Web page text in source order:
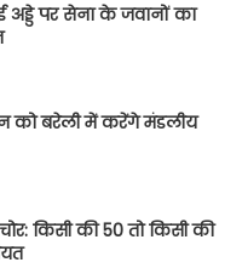
अड्डे पर सेना के जवानों का
को बरेली में करेंगे मंडलीय
किसी की 50 तो किसी की